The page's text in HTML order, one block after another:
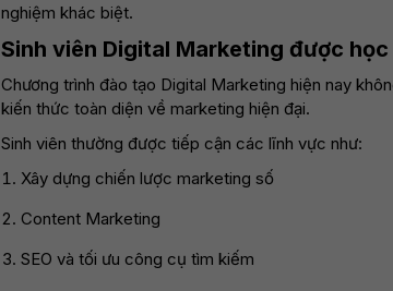
nghiệm khác biệt.
Sinh viên Digital Marketing được
Chương trình đào tạo Digital Marketing hiện nay
kiến thức toàn diện về marketing hiện đại.
Sinh viên thường được tiếp cận các lĩnh vực như:
Xây dựng chiến lược marketing số
Content Marketing
SEO và tối ưu công cụ tìm kiếm